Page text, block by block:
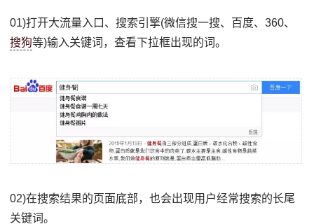
01)打开大流量入口、搜索引擎(微信搜一搜、百度、360、
搜狗等)输入关键词，查看下拉框出现的词。
02)在搜索结果的页面底部，也会出现用户经常搜索的长尾
关键词。